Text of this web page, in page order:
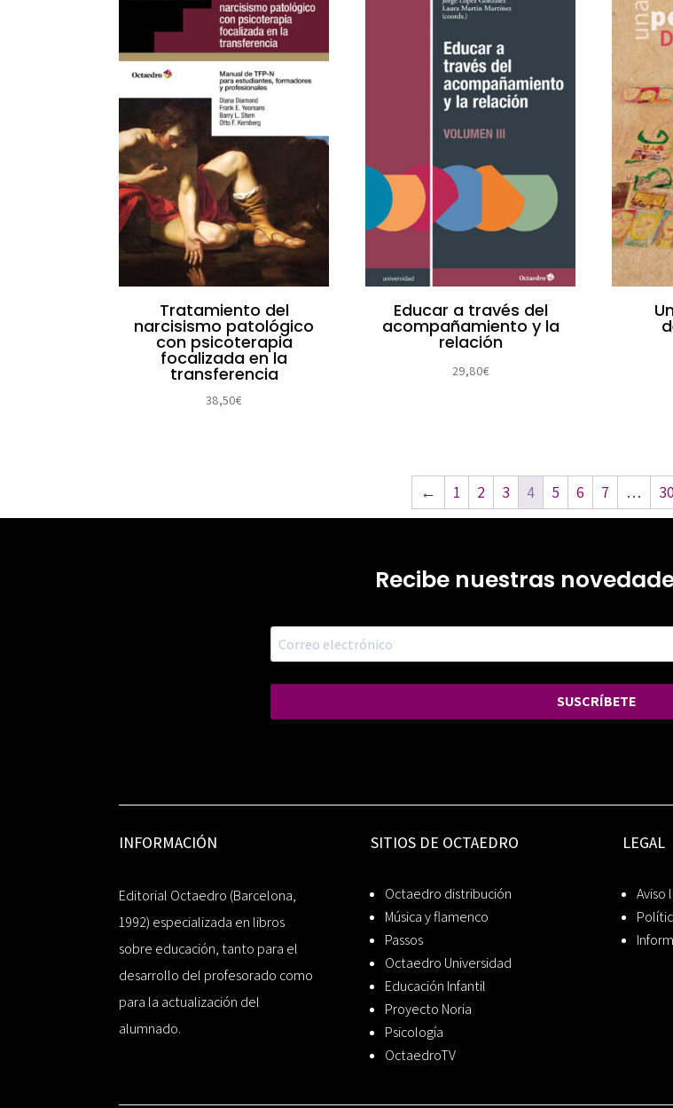
Tratamiento del
narcisismo patológico
con psicoterapia
focalizada en la
transferencia
38,50€
Educar a través del
acompañamiento y la
relación
29,80€
← 1 2 3 4 5 6 7 … 30
Recibe nuestras
SUSCRÍBETE
INFORMACIÓN
Editorial Octaedro (Barcelona,
1992) especializada en libros
sobre educación, tanto para el
desarrollo del profesorado como
para la actualización del
alumnado.
SITIOS DE OCTAEDRO
Octaedro distribución
Música y flamenco
Passos
Octaedro Universidad
Educación Infantil
Proyecto Noria
Psicología
OctaedroTV
LEGAL
Aviso